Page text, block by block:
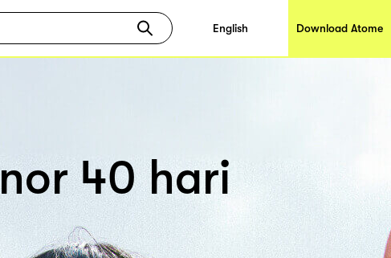
English Download Atome
40 hari